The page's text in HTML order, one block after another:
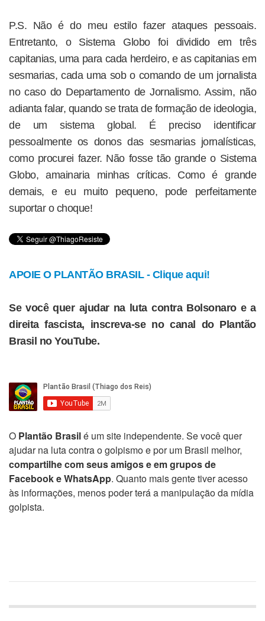
P.S. Não é do meu estilo fazer ataques pessoais.
Entretanto, o Sistema Globo foi dividido em três
capitanias, uma para cada herdeiro, e as capitanias em
sesmarias, cada uma sob o comando de um jornalista
no caso do Departamento de Jornalismo. Assim, não
adianta falar, quando se trata de formação de ideologia,
de um sistema global. É preciso identificar
pessoalmente os donos das sesmarias jornalísticas,
como procurei fazer. Não fosse tão grande o Sistema
Globo, amainaria minhas críticas. Como é grande
demais, e eu muito pequeno, pode perfeitamente
suportar o choque!
APOIE O PLANTÃO BRASIL - Clique aqui!
Se você quer ajudar na luta contra Bolsonaro e a
direita fascista, inscreva-se no canal do Plantão
Brasil no YouTube.
O Plantão Brasilé um site independente. Se você quer
ajudar na luta contra o golpismo e por um Brasil melhor,
compartilhe com seus amigos e em grupos de
Facebook e WhatsApp. Quanto mais gente tiver acesso
às informações, menos poder terá a manipulação da mídia
golpista.